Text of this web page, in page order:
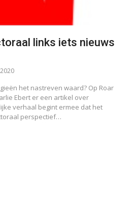
links iets nieuws
het nastreven waard? Op Roar
Ebert er een artikel over
verhaal begint ermee dat het
perspectief…